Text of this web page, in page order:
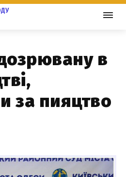
в
за пияцтво